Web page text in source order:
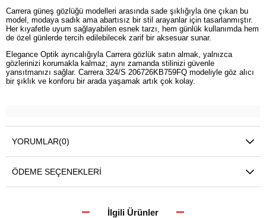
Carrera güneş gözlüğü modelleri arasında sade şıklığıyla öne çıkan bu
model, modaya sadık ama abartısız bir stil arayanlar için tasarlanmıştır.
Her kıyafetle uyum sağlayabilen esnek tarzı, hem günlük kullanımda hem
de özel günlerde tercih edilebilecek zarif bir aksesuar sunar.
Elegance Optik ayrıcalığıyla Carrera gözlük satın almak, yalnızca
gözlerinizi korumakla kalmaz; aynı zamanda stilinizi güvenle
yansıtmanızı sağlar. Carrera 324/S 206726KB759FQ modeliyle göz alıcı
bir şıklık ve konforu bir arada yaşamak artık çok kolay.
YORUMLAR(0)
ÖDEME SEÇENEKLERI
İlgili Ürünler